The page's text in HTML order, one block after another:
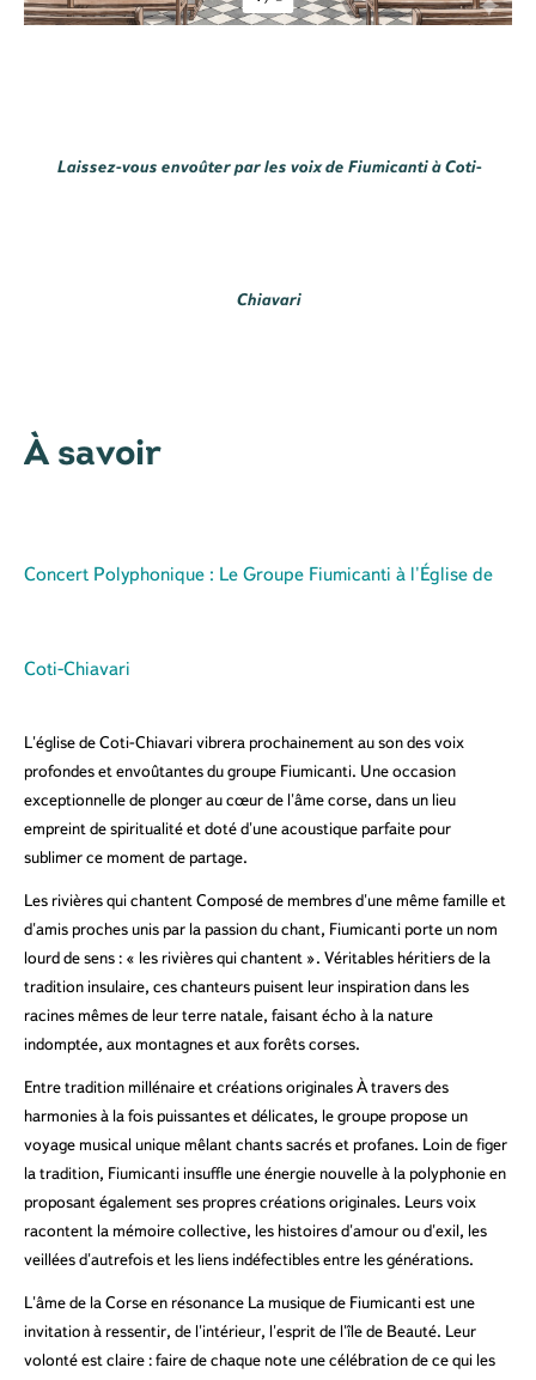
Laissez-vous envoûter par les voix de Fiumicanti à Coti-
Chiavari
À savoir
Concert Polyphonique : Le Groupe Fiumicanti à l'Église de
Coti-Chiavari
L'église de Coti-Chiavari vibrera prochainement au son des voix
profondes et envoûtantes du groupe Fiumicanti. Une occasion
exceptionnelle de plonger au cœur de l'âme corse, dans un lieu
empreint de spiritualité et doté d'une acoustique parfaite pour
sublimer ce moment de partage.
Les rivières qui chantent Composé de membres d'une même famille et
d'amis proches unis par la passion du chant, Fiumicanti porte un nom
lourd de sens : « les rivières qui chantent ». Véritables héritiers de la
tradition insulaire, ces chanteurs puisent leur inspiration dans les
racines mêmes de leur terre natale, faisant écho à la nature
indomptée, aux montagnes et aux forêts corses.
Entre tradition millénaire et créations originales À travers des
harmonies à la fois puissantes et délicates, le groupe propose un
voyage musical unique mêlant chants sacrés et profanes. Loin de figer
la tradition, Fiumicanti insuffle une énergie nouvelle à la polyphonie en
proposant également ses propres créations originales. Leurs voix
racontent la mémoire collective, les histoires d'amour ou d'exil, les
veillées d'autrefois et les liens indéfectibles entre les générations.
L'âme de la Corse en résonance La musique de Fiumicanti est une
invitation à ressentir, de l'intérieur, l'esprit de l'île de Beauté. Leur
volonté est claire : faire de chaque note une célébration de ce qui les